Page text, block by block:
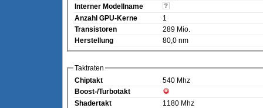
Interner Modellname
Anzahl GPU-Kerne
1
Transistoren
289 Mio.
Herstellung
80,0 nm
Taktraten
Chiptakt
540 Mhz
Boost-/Turbotakt
Shadertakt
1180 Mhz